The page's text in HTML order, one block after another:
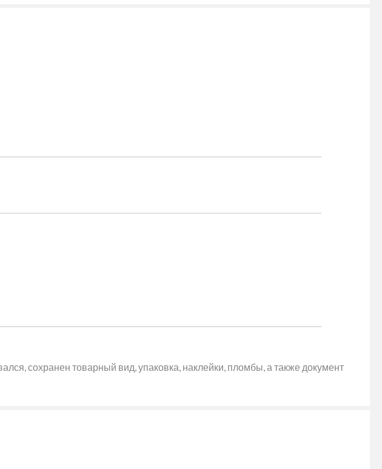
сохранен товарный вид, упаковка, наклейки, пломбы, а также документ